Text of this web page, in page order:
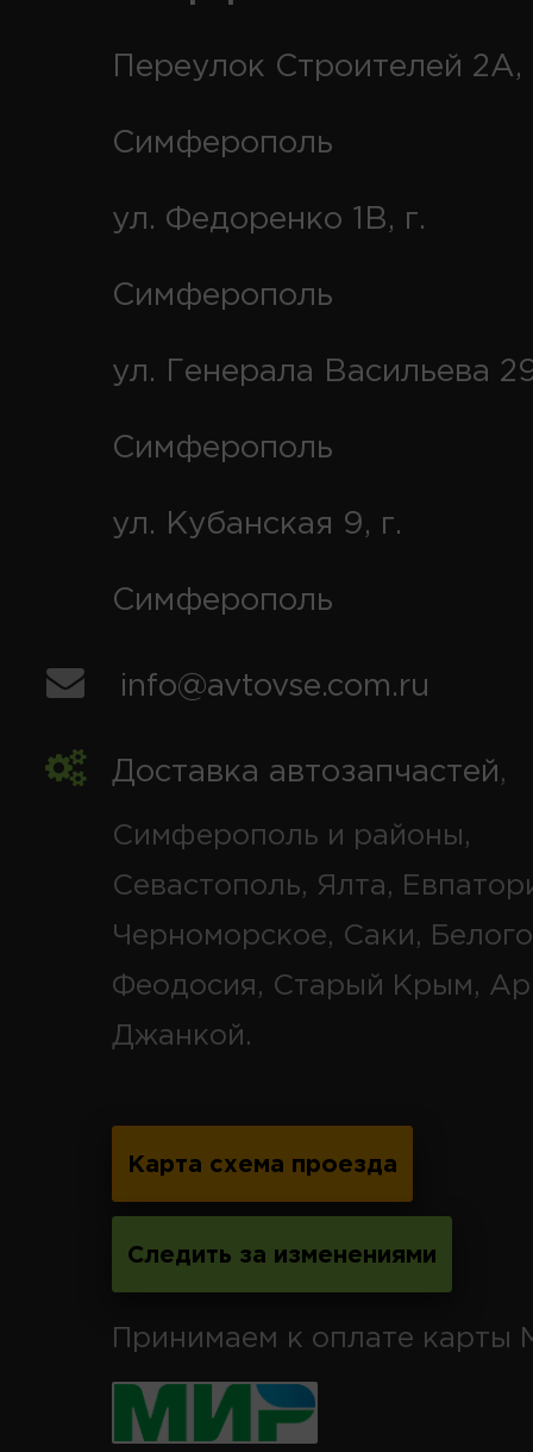
Переулок Строителей 2А,
Симферополь
ул. Федоренко 1В, г.
Симферополь
ул. Генерала Васильева
Симферополь
ул. Кубанская 9, г.
Симферополь
info@avtovse.com.ru
Доставка автозапчастей,
Симферополь и районы,
Севастополь, Ялта,
Черноморское, Саки,
Феодосия, Старый Крым,
Джанкой.
Карта схема проезда
Следить за изменениями
Принимаем к оплате карты